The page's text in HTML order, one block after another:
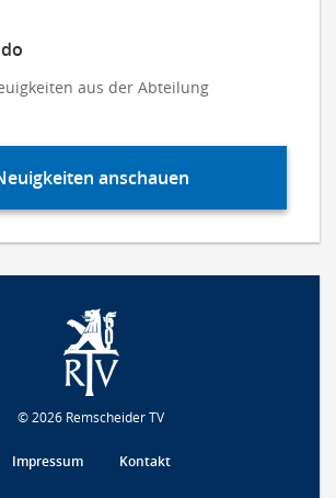
aus der Abteilung
anschauen
© 2026 Remscheider TV
Impressum Kontakt